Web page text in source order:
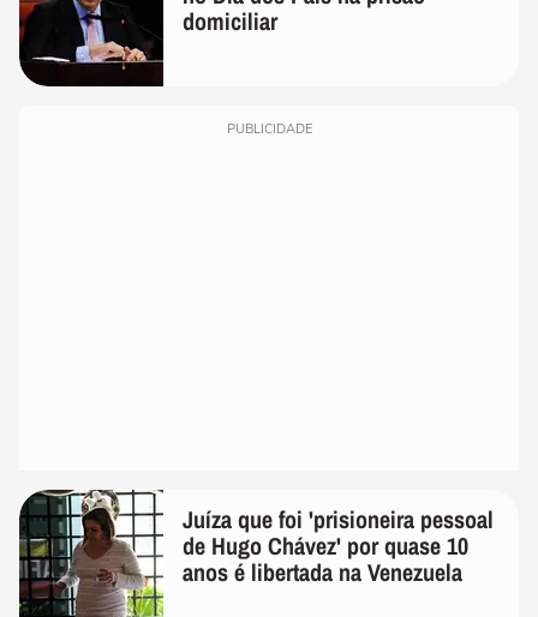
domiciliar
PUBLICIDADE
Juíza que foi 'prisioneira pessoal
de Hugo Chávez' por quase 10
anos é libertada na Venezuela